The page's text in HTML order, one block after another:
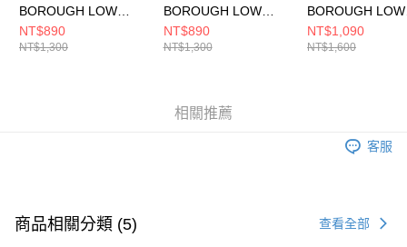
BOROUGH LOW
RECRAFT (TD) 嬰幼
休閒鞋 DV5458104
NT$890
NT$1,300
BOROUGH LOW
RECRAFT (TD) 嬰幼
休閒鞋 DV5458135
NT$890
NT$1,300
BOROUGH LOW
RECRAFT (PS)
童 休閒鞋
NT$1,090
NT$1,600
相關推薦
客服
商品相關分類 (5) 查看全部